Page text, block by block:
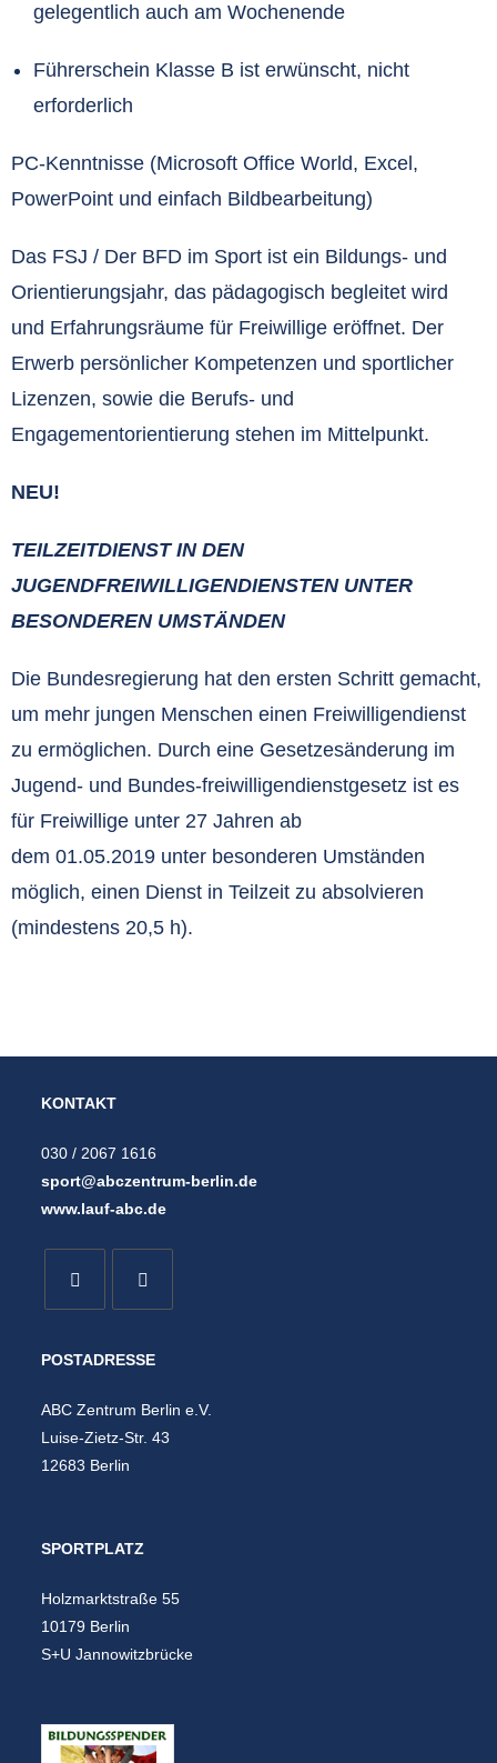
gelegentlich auch am Wochenende
Führerschein Klasse B ist erwünscht, nicht
erforderlich
PC-Kenntnisse (Microsoft Office World, Excel,
PowerPoint und einfach Bildbearbeitung)
Das FSJ / Der BFD im Sport ist ein Bildungs- und
Orientierungsjahr, das pädagogisch begleitet wird
und Erfahrungsräume für Freiwillige eröffnet. Der
Erwerb persönlicher Kompetenzen und sportlicher
Lizenzen, sowie die Berufs- und
Engagementorientierung stehen im Mittelpunkt.
NEU!
TEILZEITDIENST IN DEN
JUGENDFREIWILLIGENDIENSTEN UNTER
BESONDEREN UMSTÄNDEN
Die Bundesregierung hat den ersten Schritt gemacht,
um mehr jungen Menschen einen Freiwilligendienst
zu ermöglichen. Durch eine Gesetzesänderung im
Jugend- und Bundes-freiwilligendienstgesetz ist es
für Freiwillige unter 27 Jahren ab
dem 01.05.2019 unter besonderen Umständen
möglich, einen Dienst in Teilzeit zu absolvieren
(mindestens 20,5 h).
KONTAKT
030 / 2067 1616
sport@abczentrum-berlin.de
www.lauf-abc.de
POSTADRESSE
ABC Zentrum Berlin e.V.
Luise-Zietz-Str. 43
12683 Berlin
SPORTPLATZ
Holzmarktstraße 55
10179 Berlin
S+U Jannowitzbrücke